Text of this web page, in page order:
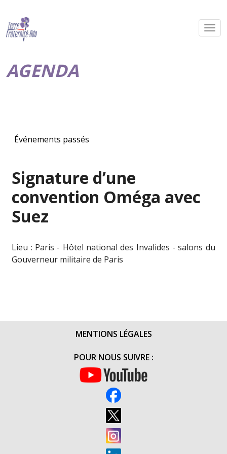
AGENDA
Événements passés
Signature d’une
convention Oméga avec
Suez
Lieu : Paris - Hôtel national des Invalides - salons du
Gouverneur militaire de Paris
MENTIONS LÉGALES
POUR NOUS SUIVRE :